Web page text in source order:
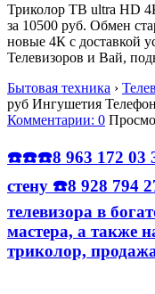
Триколор ТВ ultra HD
за 10500 руб. Обмен
новые 4К с доставкой
Телевизоров и Вай,
Бытовая техника ›
руб Ингушетия
Комментарии: 0
☎️☎️☎️8 963 172 03
стену ☎️8 928 794
телевизора в
мастера, а также
триколор,